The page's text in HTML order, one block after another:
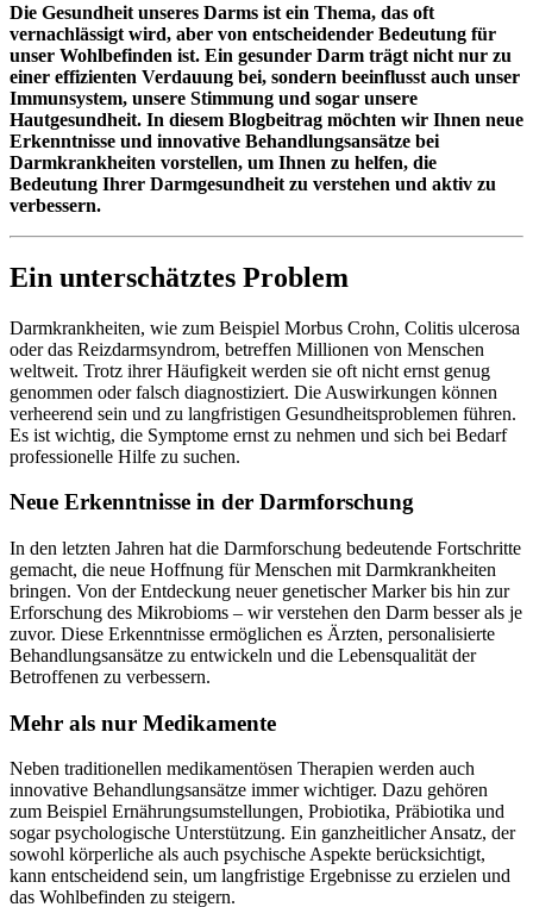
Die Gesundheit unseres Darms ist ein Thema, das oft
vernachlässigt wird, aber von entscheidender Bedeutung für
unser Wohlbefinden ist. Ein gesunder Darm trägt nicht nur zu
einer effizienten Verdauung bei, sondern beeinflusst auch unser
Immunsystem, unsere Stimmung und sogar unsere
Hautgesundheit. In diesem Blogbeitrag möchten wir Ihnen neue
Erkenntnisse und innovative Behandlungsansätze bei
Darmkrankheiten vorstellen, um Ihnen zu helfen, die
Bedeutung Ihrer Darmgesundheit zu verstehen und aktiv zu
verbessern.
Ein unterschätztes Problem
Darmkrankheiten, wie zum Beispiel Morbus Crohn, Colitis ulcerosa
oder das Reizdarmsyndrom, betreffen Millionen von Menschen
weltweit. Trotz ihrer Häufigkeit werden sie oft nicht ernst genug
genommen oder falsch diagnostiziert. Die Auswirkungen können
verheerend sein und zu langfristigen Gesundheitsproblemen führen.
Es ist wichtig, die Symptome ernst zu nehmen und sich bei Bedarf
professionelle Hilfe zu suchen.
Neue Erkenntnisse in der Darmforschung
In den letzten Jahren hat die Darmforschung bedeutende Fortschritte
gemacht, die neue Hoffnung für Menschen mit Darmkrankheiten
bringen. Von der Entdeckung neuer genetischer Marker bis hin zur
Erforschung des Mikrobioms – wir verstehen den Darm besser als je
zuvor. Diese Erkenntnisse ermöglichen es Ärzten, personalisierte
Behandlungsansätze zu entwickeln und die Lebensqualität der
Betroffenen zu verbessern.
Mehr als nur Medikamente
Neben traditionellen medikamentösen Therapien werden auch
innovative Behandlungsansätze immer wichtiger. Dazu gehören
zum Beispiel Ernährungsumstellungen, Probiotika, Präbiotika und
sogar psychologische Unterstützung. Ein ganzheitlicher Ansatz, der
sowohl körperliche als auch psychische Aspekte berücksichtigt,
kann entscheidend sein, um langfristige Ergebnisse zu erzielen und
das Wohlbefinden zu steigern.